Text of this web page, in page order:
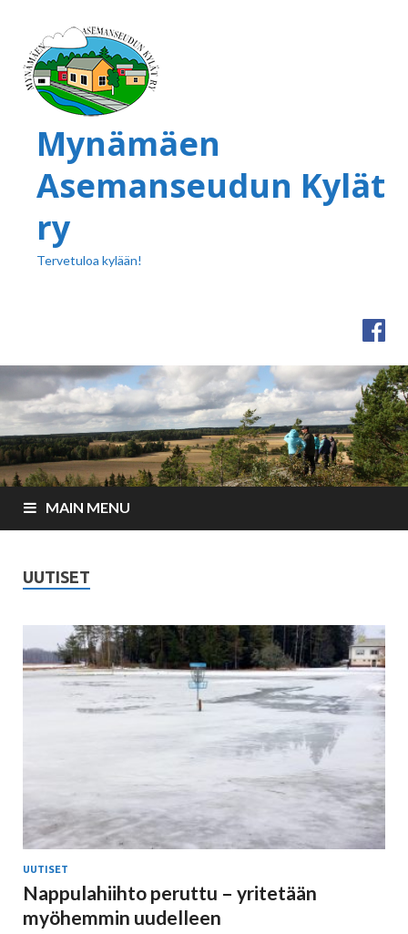
Mynämäen
Asemanseudun Kylät
ry
Tervetuloa kylään!
MAIN MENU
UUTISET
UUTISET
Nappulahiihto peruttu – yritetään
myöhemmin uudelleen